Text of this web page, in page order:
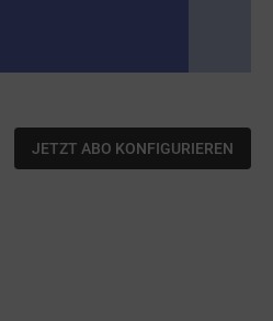
JETZT ABO KONFIGURIEREN